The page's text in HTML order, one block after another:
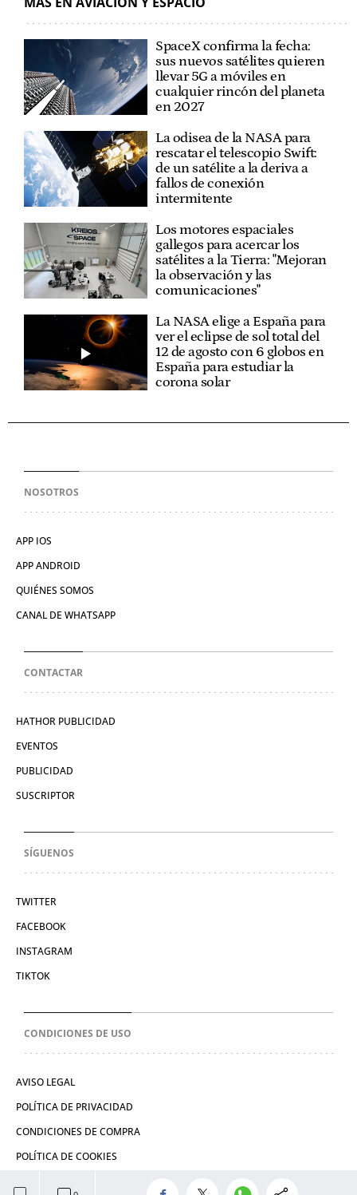
SpaceX confirma la fecha:
sus nuevos satélites quieren
llevar 5G a móviles en
cualquier rincón del planeta
en 2027
La odisea de la NASA para
rescatar el telescopio Swift:
de un satélite a la deriva a
fallos de conexión
intermitente
Los motores espaciales
gallegos para acercar los
satélites a la Tierra: "Mejoran
la observación y las
comunicaciones"
La NASA elige a España para
ver el eclipse de sol total del
12 de agosto con 6 globos en
España para estudiar la
corona solar
NOSOTROS
APP IOS
APP ANDROID
QUIÉNES SOMOS
CANAL DE WHATSAPP
CONTACTAR
HATHOR PUBLICIDAD
EVENTOS
PUBLICIDAD
SUSCRIPTOR
SÍGUENOS
TWITTER
FACEBOOK
INSTAGRAM
TIKTOK
CONDICIONES DE USO
AVISO LEGAL
POLÍTICA DE PRIVACIDAD
CONDICIONES DE COMPRA
POLÍTICA DE COOKIES